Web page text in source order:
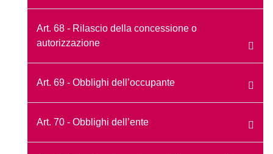
Art. 68 - Rilascio della concessione o
autorizzazione
Art. 69 - Obblighi dell’occupante
Art. 70 - Obblighi dell’ente